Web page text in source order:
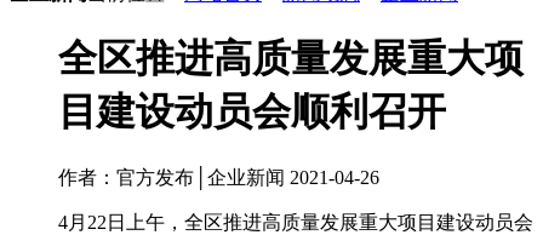
全区推进高质量发展重大项
目建设动员会顺利召开
作者：官方发布│企业新闻 2021-04-26
4月22日上午，全区推进高质量发展重大项目建设动员会